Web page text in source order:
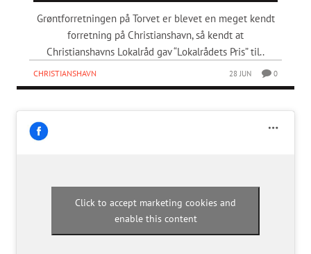
Grøntforretningen på Torvet er blevet en meget kendt
forretning på Christianshavn, så kendt at
Christianshavns Lokalråd gav “Lokalrådets Pris” til..
CHRISTIANSHAVN 28 JUN 0
Click to accept marketing cookies and
enable this content